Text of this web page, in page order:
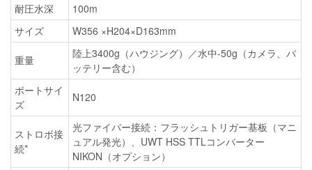
耐圧水深
100m
サイズ
W356 ×H204×D163mm
重量
陸上3400g（ハウジング）／水中-50g（カメラ、バ
ッテリー含む）
ポートサイ
ズ
N120
ストロボ接
続*
光ファイバー接続：フラッシュトリガー基板（マニ
ュアル発光）、UWT HSS TTLコンバーター
NIKON（オプション）